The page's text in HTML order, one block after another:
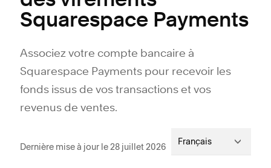
Squarespace Payments
Associez votre compte bancaire à
Squarespace Payments pour recevoir les
fonds issus de vos transactions et vos
revenus de ventes.
Dernière mise à jour le 28 juillet 2026 Français